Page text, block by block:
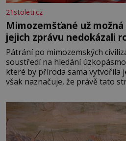
21stoleti.cz
Mimozemšťané už
jejich zprávu nedokázali
Pátrání po mimozemských
soustředí na hledání
které by příroda sama vytvořila
však naznačuje, že právě tato